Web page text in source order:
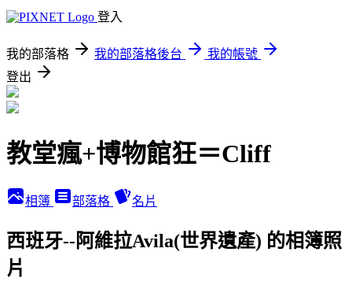
登入
我的部落格 我的部落格後台
我的帳號
登出
教堂瘋+博物館狂＝Cliff
相簿 部落格 名片
西班牙--阿維拉Avila(世界遺產) 的相簿照
片